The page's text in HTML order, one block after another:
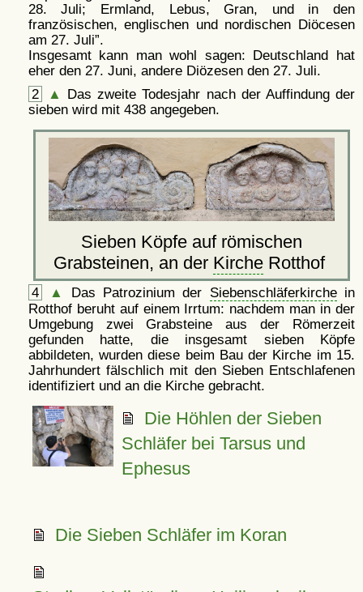
28. Juli; Ermland, Lebus, Gran, und in den
französischen, englischen und nordischen Diöcesen
am 27. Juli
Insgesamt kann man wohl sagen: Deutschland hat
eher den 27. Juni, andere Diözesen den 27. Juli.
2
▲
Das zweite Todesjahr nach der Auffindung der
sieben wird mit 438 angegeben.
Sieben Köpfe auf römischen
Grabsteinen, an der KircheRotthof
4 ▲ Das Patrozinium der Siebenschläferkirchein
Rotthof beruht auf einem Irrtum: nachdem man in der
Umgebung zwei Grabsteine aus der Römerzeit
gefunden hatte, die insgesamt sieben Köpfe
abbildeten, wurden diese beim Bau der Kirche im 15.
Jahrhundert fälschlich mit den Sieben Entschlafenen
identifiziert und an die Kirche gebracht.
Die Höhlen der Sieben
Schläfer bei Tarsus und
Ephesus
Die Sieben Schläfer im Koran